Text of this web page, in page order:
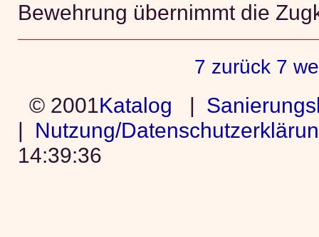
Bewehrung übernimmt die
7 zurück 7
© 2001Katalog
Nutzung/
14:39:36